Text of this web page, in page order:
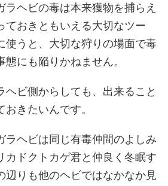
ラヘビの毒は本来獲物を捕らえ
ておきともいえる大切なツー
使うと、大切な狩りの場面で毒
にも陥りかねません。
ヘビ側からしても、出来ること
きたいんです。
ラヘビは同じ有毒仲間のよしみ
カドクトカゲ君と仲良く冬眠す
辺りも他のヘビではなかなか見